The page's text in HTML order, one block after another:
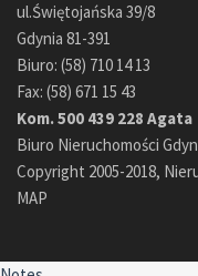
ul.Świętojańska 39/8
Gdynia 81-391
Biuro: (58) 710 14 13
Fax: (58) 671 15 43
Kom. 500 439 228 Agata
Biuro Nieruchomości
Copyright 2005-2018,
MAP